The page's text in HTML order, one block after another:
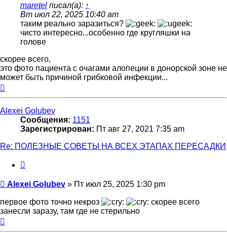
maretel писал(а): ↑
Вт июл 22, 2025 10:40 am
таким реально заразиться?
чисто интересно...особенно где кругляшки на
голове
скорее всего,
это фото пациента с очагами алопеции в донорской зоне не
может быть причиной грибковой инфекции...
Alexei Golubev
Сообщения: 1151
Зарегистрирован: Пт авг 27, 2021 7:35 am
Re: ПОЛЕЗНЫЕ СОВЕТЫ НА ВСЕХ ЭТАПАХ ПЕРЕСАДКИ
Сообщение
Alexei Golubev » Пт июл 25, 2025 1:30 pm
первое фото точно некроз
скорее всего
занесли заразу, там где не стерильно